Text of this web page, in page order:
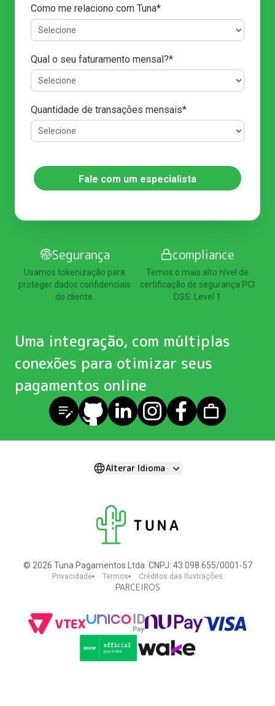
Como me relaciono com Tuna*
Qual o seu faturamento mensal?*
Quantidade de transações mensais*
Fale com um especialista
Segurança
Usamos tokenização para
proteger dados confidenciais
do cliente.
compliance
Temos o mais alto nível de
certificação de segurança PCI
DSS: Level 1
Uma integração, com múltiplas
conexões para otimizar seus
pagamentos online
Alterar Idioma
© 2026 Tuna Pagamentos Ltda. CNPJ: 43.098.655/0001-57
Privacidade Termos Créditos das Ilustrações
PARCEIROS